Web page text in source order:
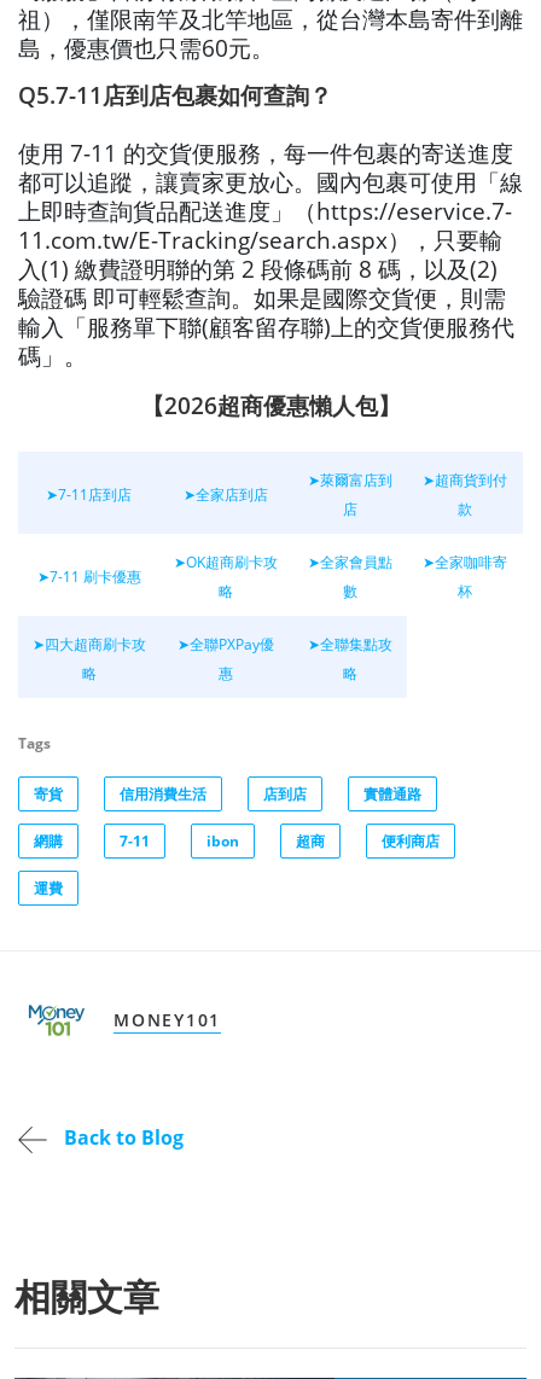
祖），僅限南竿及北竿地區，從台灣本島寄件到離
島，優惠價也只需60元。
Q5.7-11店到店包裹如何查詢？
使用 7-11 的交貨便服務，每一件包裹的寄送進度
都可以追蹤，讓賣家更放心。國內包裹可使用「線
上即時查詢貨品配送進度」（https://eservice.7-
11.com.tw/E-Tracking/search.aspx），只要輸
入(1) 繳費證明聯的第 2 段條碼前 8 碼，以及(2)
驗證碼 即可輕鬆查詢。如果是國際交貨便，則需
輸入「服務單下聯(顧客留存聯)上的交貨便服務代
碼」。
【2026超商優惠懶人包】
➤7-11店到店 ➤全家店到店
➤萊爾富店到
店
➤超商貨到付
款
➤7-11 刷卡優惠
➤OK超商刷卡攻
略
➤全家會員點
數
➤全家咖啡寄
杯
➤四大超商刷卡攻
略
➤全聯PXPay優
惠
➤全聯集點攻
略
Tags
寄貨 信用消費生活 店到店 實體通路
網購 7-11 ibon 超商 便利商店
運費
MONEY101
Back to Blog
相關文章